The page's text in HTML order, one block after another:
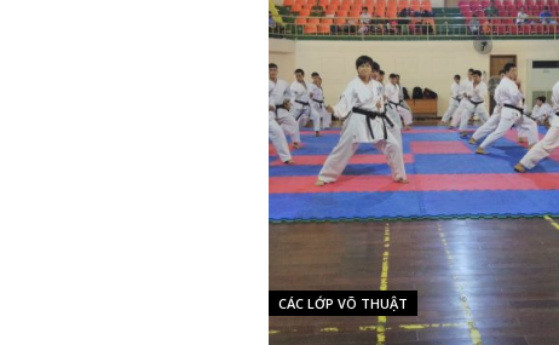
CÁC LỚP VÕ THUẬT